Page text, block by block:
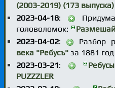
(2003-2019) (173 выпуска)
2023-04-18:
головоломок:
2023-04-02: Разбор
века "Ребусъ" за 1881 год
2023-03-21:
PUZZZLER